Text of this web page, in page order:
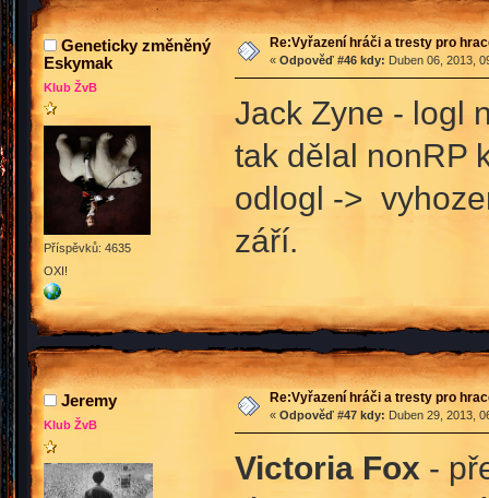
Geneticky změněný
Eskymak
Klub ŽvB
Příspěvků: 4635
OXI!
Re:Vyřazení hráči a tresty pro
« Odpověď #46 kdy: Duben 06, 2013,
Jack Zyne - logl
tak dělal nonRP
odlogl ->
září.
Jeremy
Klub ŽvB
Re:Vyřazení hráči a tresty pro
« Odpověď #47 kdy: Duben 29, 2013,
Victoria Fox -